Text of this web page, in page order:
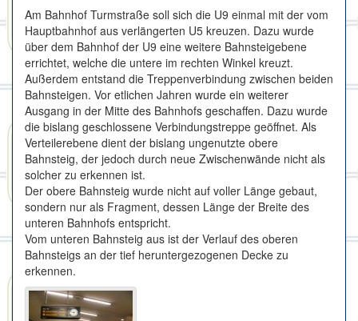
Am Bahnhof Turmstraße soll sich die U9 einmal mit der vom
Hauptbahnhof aus verlängerten U5 kreuzen. Dazu wurde
über dem Bahnhof der U9 eine weitere Bahnsteigebene
errichtet, welche die untere im rechten Winkel kreuzt.
Außerdem entstand die Treppenverbindung zwischen beiden
Bahnsteigen. Vor etlichen Jahren wurde ein weiterer
Ausgang in der Mitte des Bahnhofs geschaffen. Dazu wurde
die bislang geschlossene Verbindungstreppe geöffnet. Als
Verteilerebene dient der bislang ungenutzte obere
Bahnsteig, der jedoch durch neue Zwischenwände nicht als
solcher zu erkennen ist.
Der obere Bahnsteig wurde nicht auf voller Länge gebaut,
sondern nur als Fragment, dessen Länge der Breite des
unteren Bahnhofs entspricht.
Vom unteren Bahnsteig aus ist der Verlauf des oberen
Bahnsteigs an der tief heruntergezogenen Decke zu
erkennen.